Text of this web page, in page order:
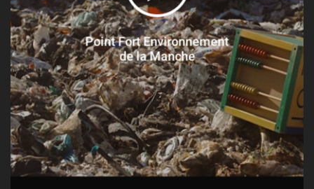
Point Fort Environnement
de la Manche